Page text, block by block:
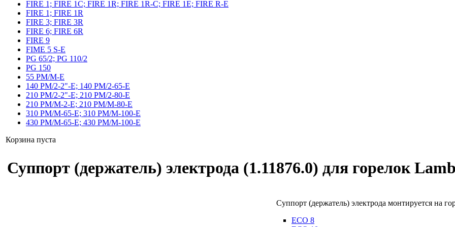
FIRE 1; FIRE 1C; FIRE 1R; FIRE 1R-C; FIRE 1E; FIRE R-E
FIRE 1; FIRE 1R
FIRE 3; FIRE 3R
FIRE 6; FIRE 6R
FIRE 9
FIME 5 S-E
PG 65/2; PG 110/2
PG 150
55 PM/M-E
140 PM/2-2"-E; 140 PM/2-65-E
210 PM/2-2"-E; 210 PM/2-80-E
210 PM/M-2-E; 210 PM/M-80-E
310 PM/M-65-E; 310 PM/M-100-E
430 PM/M-65-E; 430 PM/M-100-E
Корзина пуста
Суппорт (держатель) электрода (1.11876.0) для горелок
Суппорт (держатель) электрода монтируется на
ECO 8